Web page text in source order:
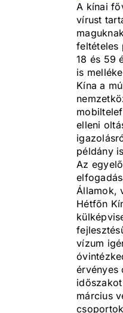
A kínai
vírust
feltételes
18 és 59
is
Kína a
elleni
példány
Az
Államok,
Hétfőn
vízum
érvényes
március